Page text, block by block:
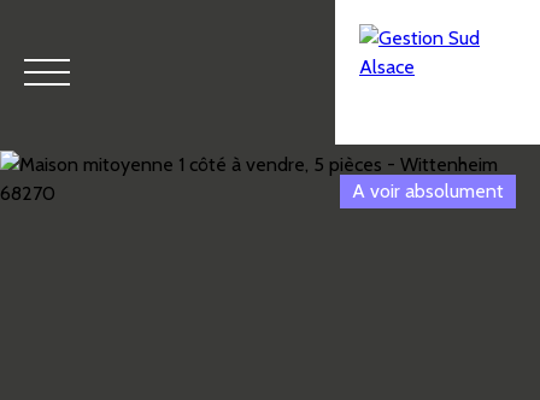
A voir absolument